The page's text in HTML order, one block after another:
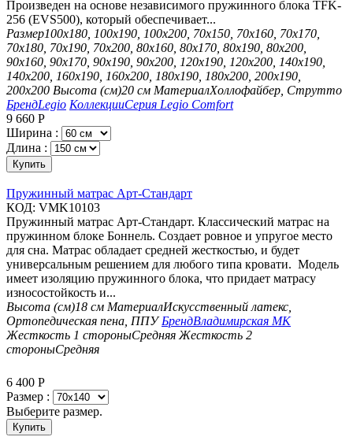
Произведен на основе независимого пружинного блока TFK-
256 (EVS500), который обеспечивает...
Размер100х180, 100х190, 100х200, 70х150, 70х160, 70х170,
70х180, 70х190, 70х200, 80х160, 80х170, 80х190, 80х200,
90х160, 90х170, 90х190, 90х200, 120х190, 120х200, 140х190,
140х200, 160х190, 160х200, 180х190, 180х200, 200х190,
200х200 Высота (см)20 см МатериалХоллофайбер, Струтто
БрендLegio КоллекцииСерия Legio Comfort
9 660 Р
Ширина :
Длина :
Купить
Пружинный матрас Арт-Стандарт
КОД: VMK10103
Пружинный матрас Арт-Стандарт. Классический матрас на
пружинном блоке Боннель. Создает ровное и упругое место
для сна. Матрас обладает средней жесткостью, и будет
универсальным решением для любого типа кровати. Модель
имеет изоляцию пружинного блока, что придает матрасу
износостойкость и...
Высота (см)18 см МатериалИскусственный латекс,
Ортопедическая пена, ППУ БрендВладимирская МК
Жесткость 1 стороныСредняя Жесткость 2
стороныСредняя
6 400 Р
Размер :
Выберите размер.
Купить